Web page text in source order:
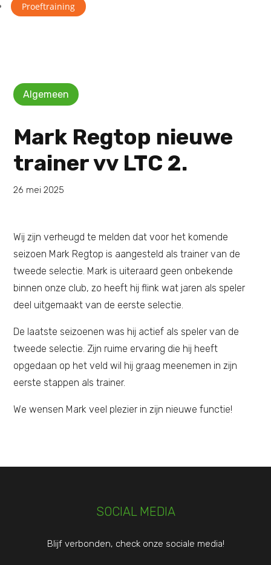
Proeftraining
Algemeen
Mark Regtop nieuwe
trainer vv LTC 2.
26 mei 2025
Wij zijn verheugd te melden dat voor het komende
seizoen Mark Regtop is aangesteld als trainer van de
tweede selectie. Mark is uiteraard geen onbekende
binnen onze club, zo heeft hij flink wat jaren als speler
deel uitgemaakt van de eerste selectie.
De laatste seizoenen was hij actief als speler van de
tweede selectie. Zijn ruime ervaring die hij heeft
opgedaan op het veld wil hij graag meenemen in zijn
eerste stappen als trainer.
We wensen Mark veel plezier in zijn nieuwe functie!
SOCIAL MEDIA
Blijf verbonden, check onze sociale media!